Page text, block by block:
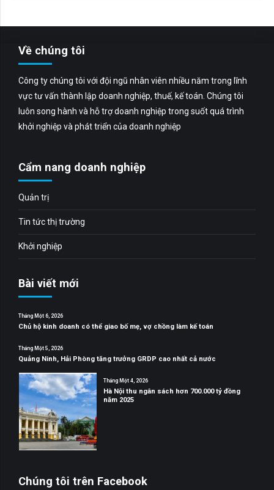
Về chúng tôi
Công ty chúng tôi với đội ngũ nhân viên nhiều năm trong lĩnh
vực tư vấn thành lập doanh nghiệp, thuế, kế toán. Chúng tôi
luôn song hành và hỗ trợ doanh nghiệp trong suốt quá trình
khởi nghiệp và phát triển của doanh nghiệp
Cẩm nang doanh nghiệp
Quản trị
Tin tức thị trường
Khởi nghiệp
Bài viết mới
Tháng Một 6, 2026
Chủ hộ kinh doanh có thể giao bố mẹ, vợ chồng làm kế toán
Tháng Một 5, 2026
Quảng Ninh, Hải Phòng tăng trưởng GRDP cao nhất cả nước
Tháng Một 4, 2026
Hà Nội thu ngân sách hơn 700.000 tỷ đồng
năm 2025
Chúng tôi trên Facebook